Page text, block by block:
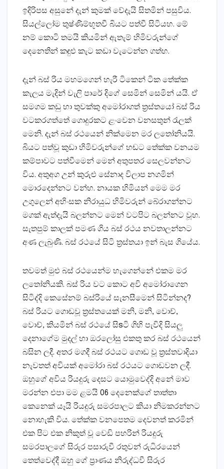
ඉදිරිපස අසුනේ දැන් කුමක්‌ වේදැයි සිතමින් පසුවිය.
සියල්ලෝම තුෂ්ණිම්භූතවී බියට පත්වී සිටියහ. මේ
නම් කොටි තමයි කියමින් ඇතැම් හිමිවරුන්ගේ
දෙනෙතින් කඳුළු කැට කඩා වැටෙන්න ගත්හ.
දැන් බස්‌ රිය මහමගෙන් හැරී ටිකෙන් ටික තේක්‌ක
කැලය මැදින් වැලි පාරේ දිගේ සෙමින් සෙමින් යයි. ඒ
සමගම කඩු හා තුවක්‌කු අමෝරාගත් ත්‍රස්‌තයෝ බස්‌ රිය
වටකරගත්තේ ගොදුරකට ළංවෙන වනසතුන් රැලක්‌
මෙනි. දැන් බස්‌ රථයෙන් නික්‌මෙන මර ලතෝනියයි.
බියට පත්වූ කුඩා හිමිවරුන්ගේ හඬට තේක්‌ක වනයම
කම්පාවට පත්වීමෙන් මෙන් අතුපතර සෙලවන්නට
විය. අතුඅග උන් කුරුළු සේනාද විලාප නගමින්
මොරදෙන්නට වන්හ. නායක හිමියන් මෙම මර
උගුලෙන් අහිංසක නිරායුධ හිමිවරුන් බේරාගන්නට
මගක්‌ ඇත්දැයි බලන්නට මෙන් වටපිට බලන්නට වූහ.
සැතපුම් කාලක්‌ පමණ ගිය බස්‌ රථය නවතාලන්නට
අණ ලැබුණි. බස්‌ රථයේ සිටි ත්‍රස්‌තයා ඉන් බැස ගියේය.
තවමත් මුළු බස්‌ රථයෙන්ම හැගෙන්නේ එකම මර
ලතෝනියකි. බස්‌ රිය වට කොට අවි අමෝරාගෙන
සිටිද්දි කෙසේනම් බස්‌රියේ සැනසීමෙන් සිටින්නද?
බස්‌ රියට ගොඩවූ ත්‍රස්‌තයෙක්‌ මනි, මනි, වොච්,
වොච්, කියමින් බස්‌ රථයේ සිsටි ගිහි පැවිදි සියලු
දෙනාගේම මුදල් හා ඔරලෝසු එකතු කර බස්‌ රථයෙන්
බසින ලදී. අතර මගදී බස්‌ රථයට ගොඩ වූ ත්‍රස්‌තවාදියා
නැවතත් අවියක්‌ අමෝරා බස්‌ රථයට ගොඩවන ලදී.
ඔහුගේ අවිය රියදුරු දෙසට යොමුවෙද්දි අනේ මාව
මරන්න එපා මම ළමයි 06 දෙනෙක්‌ගේ තාත්තා
කෙනෙක්‌ යෑයි රියදුරු සමරපාලට කියා නිමකරන්නට
නොහැකි විය. තේක්‌ක වනපෙතම දෙවනත් කරමින්
එක පිට එක නිකුත් වූ වෙඩි පහරින් රියදුරු
සමරපාලගේ සිරුර පසාරුවී රතුවන් රුධිරයෙන්
තෙත්වෙද්දී ඔහු ගේ ප්‍රාණය නිරුද්ධවී සිරුර